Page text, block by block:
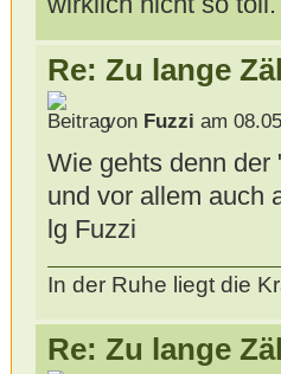
Re: Zu lange
von Fuzzi am
Wie gehts denn der
und vor allem auch
lg Fuzzi
In der Ruhe liegt die
Re: Zu lange